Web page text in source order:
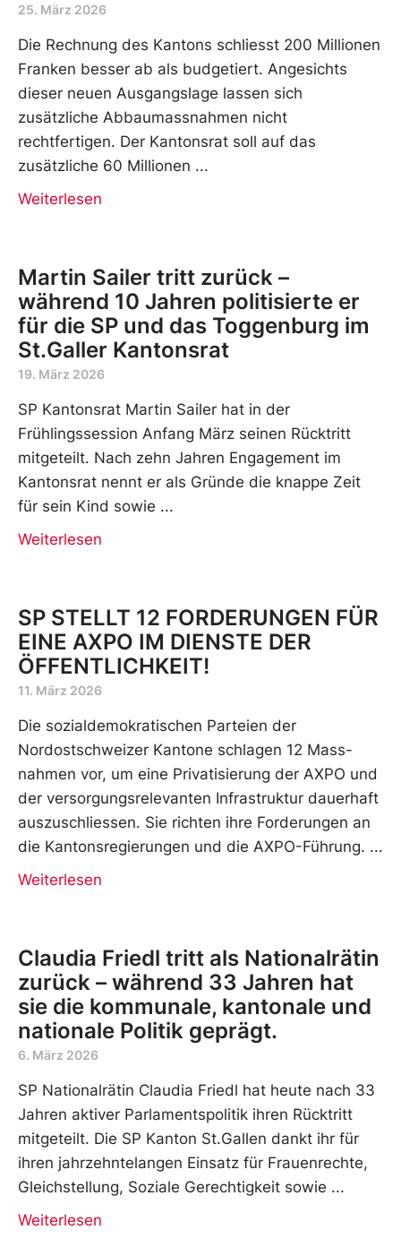
25. März 2026
Die Rechnung des Kantons schliesst 200 Millionen
Franken besser ab als budgetiert. Angesichts
dieser neuen Ausgangslage lassen sich
zusätzliche Abbaumassnahmen nicht
rechtfertigen. Der Kantonsrat soll auf das
zusätzliche 60 Millionen
Weiterlesen
Martin Sailer tritt zurück –
während 10 Jahren politisierte er
für die SP und das Toggenburg im
St.Galler Kantonsrat
19. März 2026
SP Kantonsrat Martin Sailer hat in der
Frühlingssession Anfang März seinen Rücktritt
mitgeteilt. Nach zehn Jahren Engagement im
Kantonsrat nennt er als Gründe die knappe Zeit
für sein Kind sowie
Weiterlesen
SP STELLT 12 FORDERUNGEN FÜR
EINE AXPO IM DIENSTE DER
ÖFFENTLICHKEIT!
11. März 2026
Die sozialdemokratischen Parteien der
Nordostschweizer Kantone schlagen 12 Mass-
nahmen vor, um eine Privatisierung der AXPO und
der versorgungsrelevanten Infrastruktur dauerhaft
auszuschliessen. Sie richten ihre Forderungen an
die Kantonsregierungen und die AXPO-Führung.
Weiterlesen
Claudia Friedl tritt als Nationalrätin
zurück – während 33 Jahren hat
sie die kommunale, kantonale und
nationale Politik geprägt.
6. März 2026
SP Nationalrätin Claudia Friedl hat heute nach 33
Jahren aktiver Parlamentspolitik ihren Rücktritt
mitgeteilt. Die SP Kanton St.Gallen dankt ihr für
ihren jahrzehntelangen Einsatz für Frauenrechte,
Gleichstellung, Soziale Gerechtigkeit sowie
Weiterlesen